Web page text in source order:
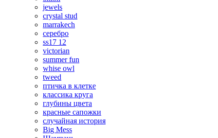
jewels
crystal stud
marrakech
серебро
ss17 12
victorian
summer fun
whise owl
tweed
птичка в клетке
классика круга
глубины цвета
красные сапожки
случайная история
Big Mess